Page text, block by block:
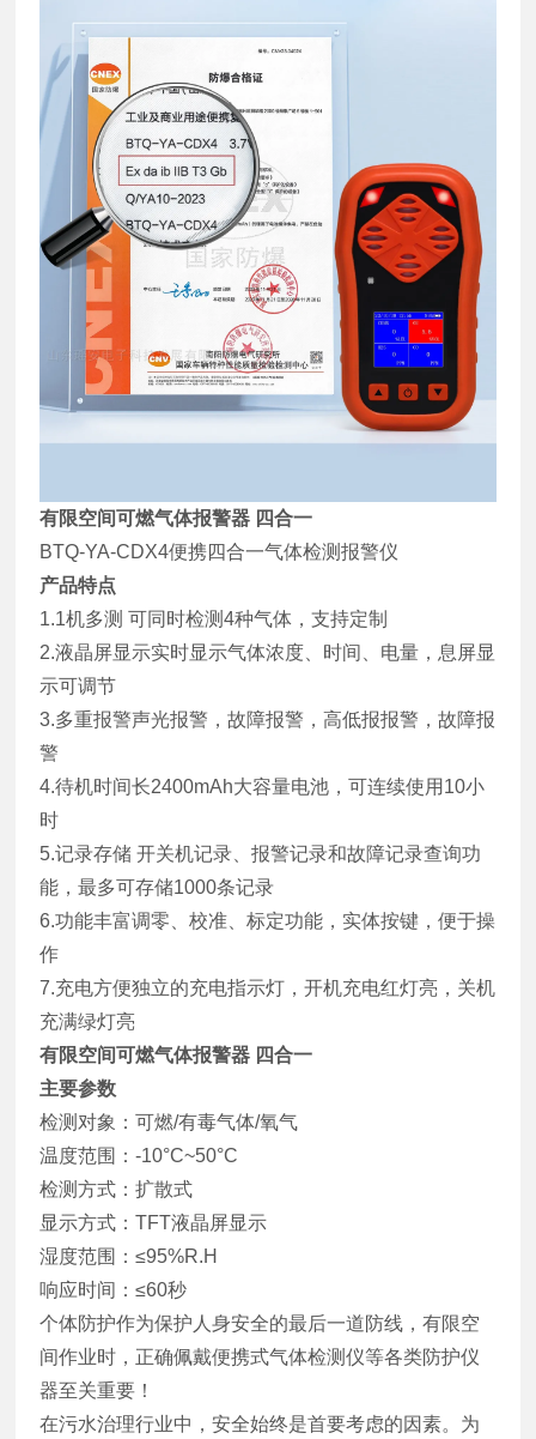
有限空间可燃气体报警器 四合一
BTQ-YA-CDX4便携四合一气体检测报警仪
产品特点
1.1机多测 可同时检测4种气体，支持定制
2.液晶屏显示实时显示气体浓度、时间、电量，息屏显
示可调节
3.多重报警声光报警，故障报警，高低报报警，故障报
警
4.待机时间长2400mAh大容量电池，可连续使用10小
时
5.记录存储 开关机记录、报警记录和故障记录查询功
能，最多可存储1000条记录
6.功能丰富调零、校准、标定功能，实体按键，便于操
作
7.充电方便独立的充电指示灯，开机充电红灯亮，关机
充满绿灯亮
有限空间可燃气体报警器 四合一
主要参数
检测对象：可燃/有毒气体/氧气
温度范围：-10°C~50°C
检测方式：扩散式
显示方式：TFT液晶屏显示
湿度范围：≤95%R.H
响应时间：≤60秒
个体防护作为保护人身安全的最后一道防线，有限空
间作业时，正确佩戴便携式气体检测仪等各类防护仪
器至关重要！
在污水治理行业中，安全始终是首要考虑的因素。为